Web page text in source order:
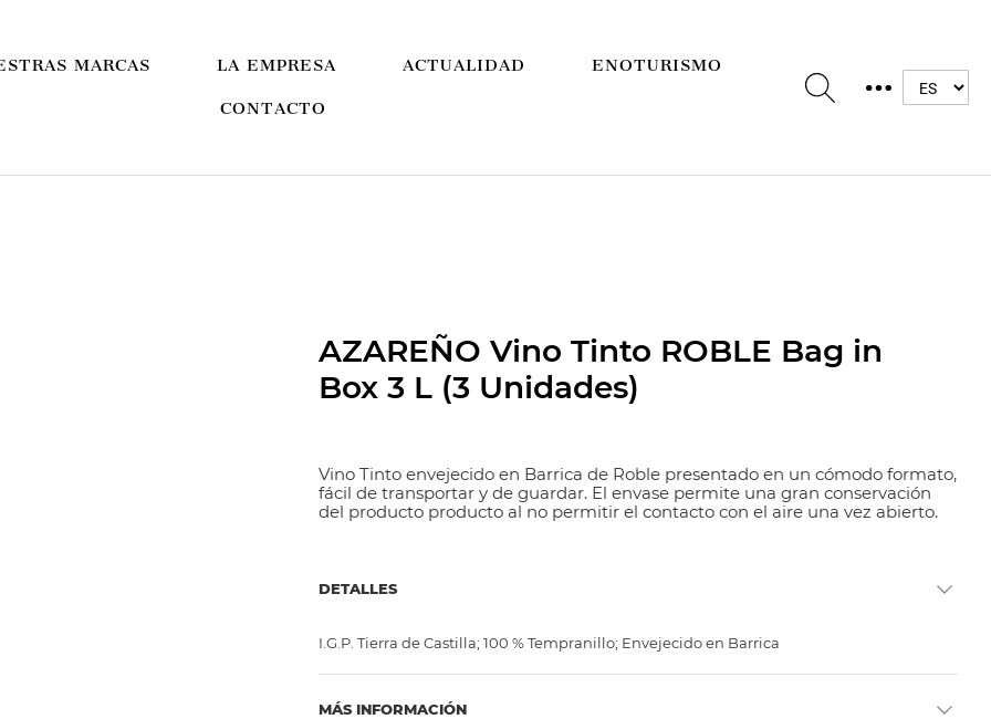
MARCAS LA EMPRESA ACTUALIDAD ENOTURISMO
CONTACTO
AZAREÑO Vino Tinto ROBLE Bag in
Box 3 L (3 Unidades)
Vino Tinto envejecido en Barrica de Roble presentado en un cómodo formato,
fácil de transportar y de guardar. El envase permite una gran conservación
del producto producto al no permitir el contacto con el aire una vez abierto.
DETALLES
I.G.P. Tierra de Castilla; 100 % Tempranillo; Envejecido en Barrica
MÁS INFORMACIÓN